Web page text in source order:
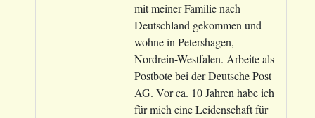
mit meiner Familie nach
Deutschland gekommen und
wohne in Petershagen,
Nordrein-Westfalen. Arbeite als
Postbote bei der Deutsche Post
AG. Vor ca. 10 Jahren habe ich
für mich eine Leidenschaft für